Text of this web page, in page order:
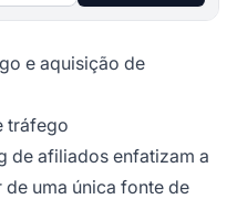
e aquisição de
tráfego
de afiliados enfatizam a
uma única fonte de